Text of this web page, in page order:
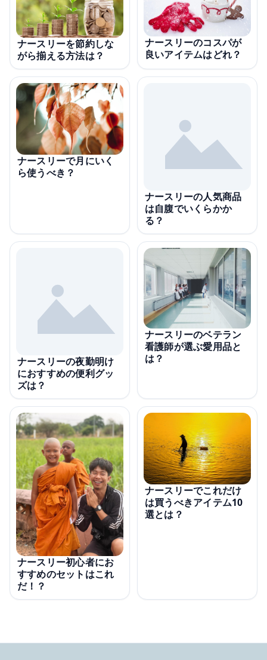
ナースリーを節約しな
がら揃える方法は？
ナースリーのコスパが
良いアイテムはどれ？
ナースリーで月にいく
ら使うべき？
ナースリーの人気商品
は自腹でいくらかか
る？
ナースリーの夜勤明け
におすすめの便利グッ
ズは？
ナースリーのベテラン
看護師が選ぶ愛用品と
は？
ナースリー初心者にお
すすめのセットはこれ
だ！？
ナースリーでこれだけ
は買うべきアイテム10
選とは？